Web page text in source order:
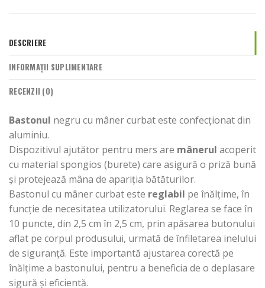
DESCRIERE
INFORMAȚII SUPLIMENTARE
RECENZII (0)
Bastonul negru cu mâner curbat este confecționat din
aluminiu.
Dispozitivul ajutător pentru mers are mânerul acoperit
cu material spongios (burete) care asigură o priză bună
și protejează mâna de apariția bătăturilor.
Bastonul cu mâner curbat este reglabil pe înălțime, în
funcție de necesitatea utilizatorului. Reglarea se face în
10 puncte, din 2,5 cm în 2,5 cm, prin apăsarea butonului
aflat pe corpul produsului, urmată de înfiletarea inelului
de siguranță. Este importantă ajustarea corectă pe
înălțime a bastonului, pentru a beneficia de o deplasare
sigură și eficientă.